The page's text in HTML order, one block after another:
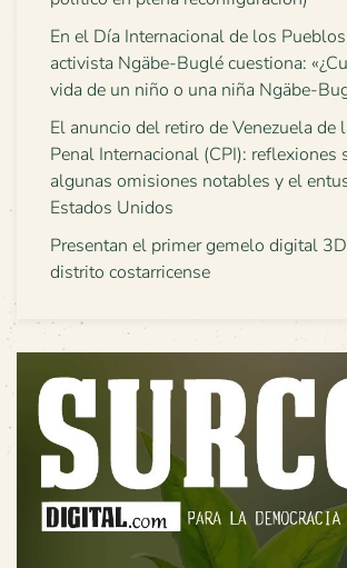
En el Día Internacional de los
activista Ngäbe-Buglé cuestiona:
vida de un niño o una niña Ngäbe-
El anuncio del retiro de Venezuela de
Penal Internacional (CPI): reflexiones
algunas omisiones notables y el
Estados Unidos
Presentan el primer gemelo digital
distrito costarricense